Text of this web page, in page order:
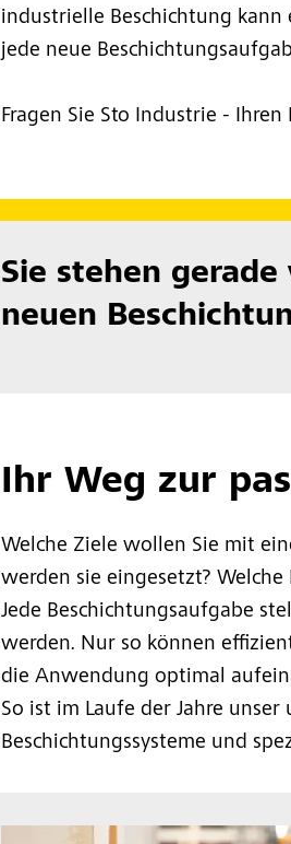
industrielle Beschichtung
jede neue
Fragen Sie Sto Industrie -
Sie stehen gerade
neuen
Ihr Weg zur
Welche Ziele wollen Sie mit
werden sie eingesetzt?
Jede Beschichtungsaufgabe
werden. Nur so können
die Anwendung optimal
So ist im Laufe der Jahre
Beschichtungssysteme und